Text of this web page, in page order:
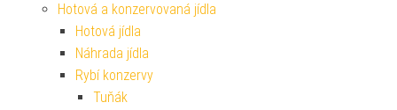
Hotová a konzervovaná jídla
Hotová jídla
Náhrada jídla
Rybí konzervy
Tuňák